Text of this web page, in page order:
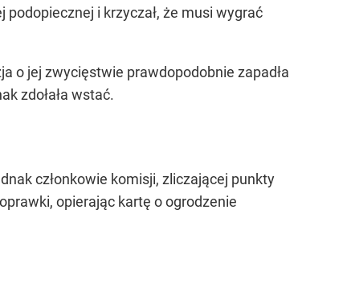
podopiecznej i krzyczał, że musi wygrać
o jej zwycięstwie prawdopodobnie zapadła
zdołała wstać.
członkowie komisji, zliczającej punkty
opierając kartę o ogrodzenie